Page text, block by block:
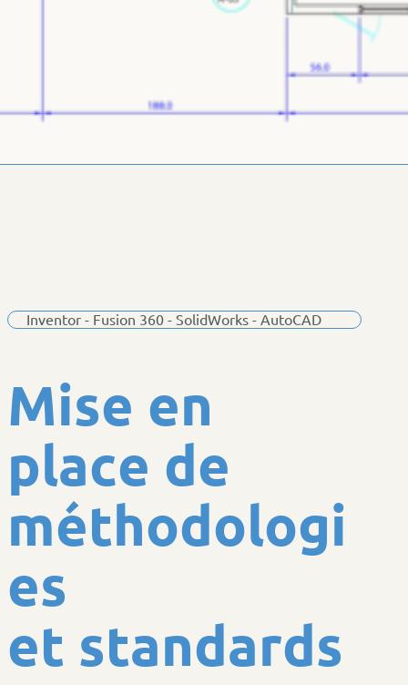
Inventor - Fusion 360 - SolidWorks - AutoCAD
Mise en
place de
méthodologi
es
et standards